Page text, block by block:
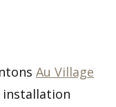
Au Village
installation